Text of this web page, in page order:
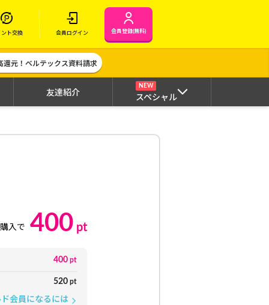
ント交換 会員ログイン 会員登録(無料)
還元！ベルテックス資料請求
友達紹介
NEW
スペシャル
入で 400 pt
400 pt
520 pt
会員になるには arrow_forward_ios